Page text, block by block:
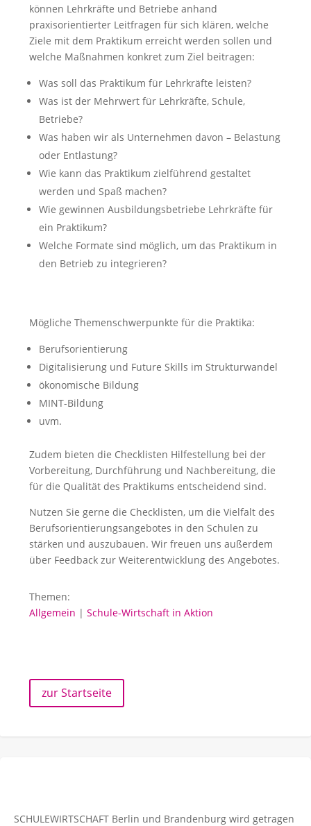
können Lehrkräfte und Betriebe anhand
praxisorientierter Leitfragen für sich klären, welche
Ziele mit dem Praktikum erreicht werden sollen und
welche Maßnahmen konkret zum Ziel beitragen:
Was soll das Praktikum für Lehrkräfte leisten?
Was ist der Mehrwert für Lehrkräfte, Schule,
Betriebe?
Was haben wir als Unternehmen davon – Belastung
oder Entlastung?
Wie kann das Praktikum zielführend gestaltet
werden und Spaß machen?
Wie gewinnen Ausbildungsbetriebe Lehrkräfte für
ein Praktikum?
Welche Formate sind möglich, um das Praktikum in
den Betrieb zu integrieren?
Mögliche Themenschwerpunkte für die Praktika:
Berufsorientierung
Digitalisierung und Future Skills im Strukturwandel
ökonomische Bildung
MINT-Bildung
uvm.
Zudem bieten die Checklisten Hilfestellung bei der
Vorbereitung, Durchführung und Nachbereitung, die
für die Qualität des Praktikums entscheidend sind.
Nutzen Sie gerne die Checklisten, um die Vielfalt des
Berufsorientierungsangebotes in den Schulen zu
stärken und auszubauen. Wir freuen uns außerdem
über Feedback zur Weiterentwicklung des Angebotes.
Themen:
Allgemein | Schule-Wirtschaft in Aktion
zur Startseite
SCHULEWIRTSCHAFT Berlin und Brandenburg wird getragen